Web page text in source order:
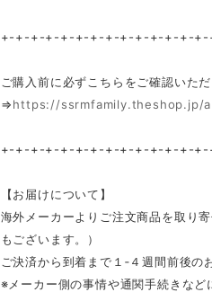
+-+-+-+-+-+-+-+-+-+-+-+-+-
ご購入前に必ずこちらをご確認いた
⇒https://ssrmfamily.theshop.jp/
+-+-+-+-+-+-+-+-+-+-+-+-+-
【お届けについて】
海外メーカーよりご注文商品を取り
もございます。）
ご決済から到着まで１‐４週間前後の
※メーカー側の事情や通関手続きなど